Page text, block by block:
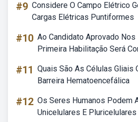
#9 Considere O Campo Elétrico
Cargas Elétricas Puntiformes
#10 Ao Candidato Aprovado Nos
Primeira Habilitação Será
#11 Quais São As Células Gliais
Barreira Hematoencefálica
#12 Os Seres Humanos Podem
Unicelulares E Pluricelulares